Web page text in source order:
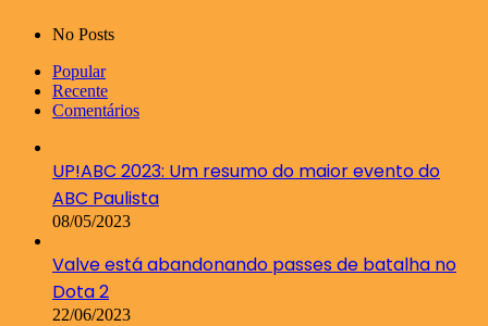
No Posts
Popular
Recente
Comentários
UP!ABC 2023: Um resumo do maior evento do
ABC Paulista
08/05/2023
Valve está abandonando passes de batalha no
Dota 2
22/06/2023